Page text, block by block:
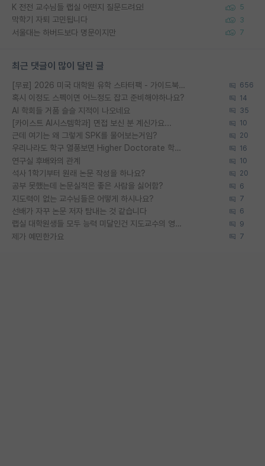
K 전전 교수님들 랩실 어떤지 질문드려요! 5
막학기 자퇴 고민됩니다 3
서울대는 하버드보다 명문이지만 7
최근 댓글이 많이 달린 글
[무료] 2026 미국 대학원 유학 스타터팩 - 가이드북 & 합격자 컨택메일 템플릿 656
혹시 이정도 스펙이면 어느정도 잡고 준비해야하나요? 14
AI 학회들 거품 슬슬 지적이 나오네요 35
[카이스트 AI시스템학과] 면접 보신 분 계신가요... 10
근데 여기는 왜 그렇게 SPK를 물어보는거임? 20
우리나라도 학구 열풍보면 Higher Doctorate 학위가 필요하다고 봅니다. 16
연구실 후배와의 관계 10
석사 1학기부터 원래 논문 작성을 하나요? 20
공부 못했는데 논문실적은 좋은 사람을 싫어함? 6
지도력이 없는 교수님들은 어떻게 하시나요? 7
선배가 자꾸 논문 저자 탐내는 것 같습니다 6
랩실 대학원생들 모두 능력 미달인건 지도교수의 영향 아닌가? 9
제가 예민한가요 7